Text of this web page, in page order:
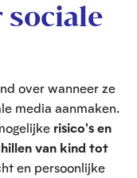
over wanneer ze
media aanmaken.
risico's en
van kind tot
en persoonlijke